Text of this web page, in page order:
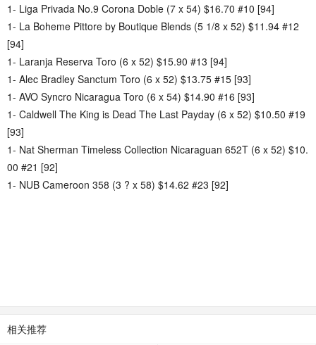
1- Liga Privada No.9 Corona Doble (7 x 54) $16.70 #10 [94]
1- La Boheme Pittore by Boutique Blends (5 1/8 x 52) $11.94 #12
[94]
1- Laranja Reserva Toro (6 x 52) $15.90 #13 [94]
1- Alec Bradley Sanctum Toro (6 x 52) $13.75 #15 [93]
1- AVO Syncro Nicaragua Toro (6 x 54) $14.90 #16 [93]
1- Caldwell The King is Dead The Last Payday (6 x 52) $10.50 #19
[93]
1- Nat Sherman Timeless Collection Nicaraguan 652T (6 x 52) $10.
00 #21 [92]
1- NUB Cameroon 358 (3 ? x 58) $14.62 #23 [92]
相关推荐